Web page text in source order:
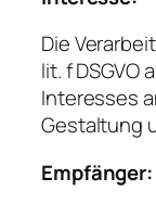
Die
lit. f
Interesses
Gestaltung
Empfänger: